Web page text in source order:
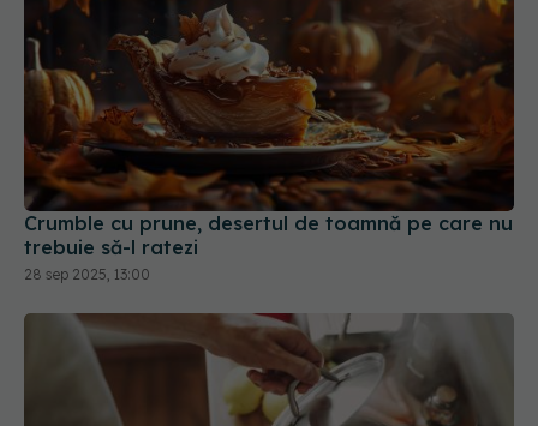
Crumble cu prune, desertul de toamnă pe care nu
trebuie să-l ratezi
28 sep 2025, 13:00